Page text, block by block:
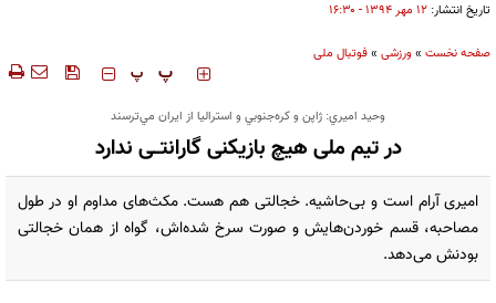
تاریخ انتشار: ۱۲ مهر ۱۳۹۴ - ۱۶:۳۰
صفحه نخست »ورزشی »فوتبال ملی
‍‍‍ پ پ
وحيد اميري: ژاپن و كره‌جنوبي و استراليا از ايران مي‌ترسند
در تیم ‌ملی هیچ بازیکنی گارانتــی ندارد
امیری آرام است و بی‌حاشیه. خجالتی هم هست. مکث‌های مداوم او در طول
مصاحبه، قسم خوردن‌هایش و صورت سرخ شده‌‌اش، گواه از همان خجالتی
بودنش می‌دهد.